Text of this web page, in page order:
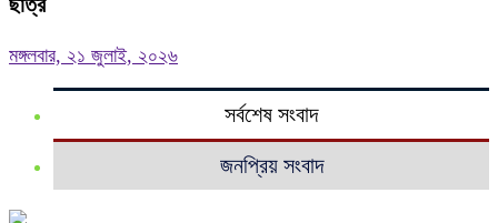
মঙ্গলবার, ২১ জুলাই, ২০২৬
সর্বশেষ সংবাদ
জনপ্রিয় সংবাদ